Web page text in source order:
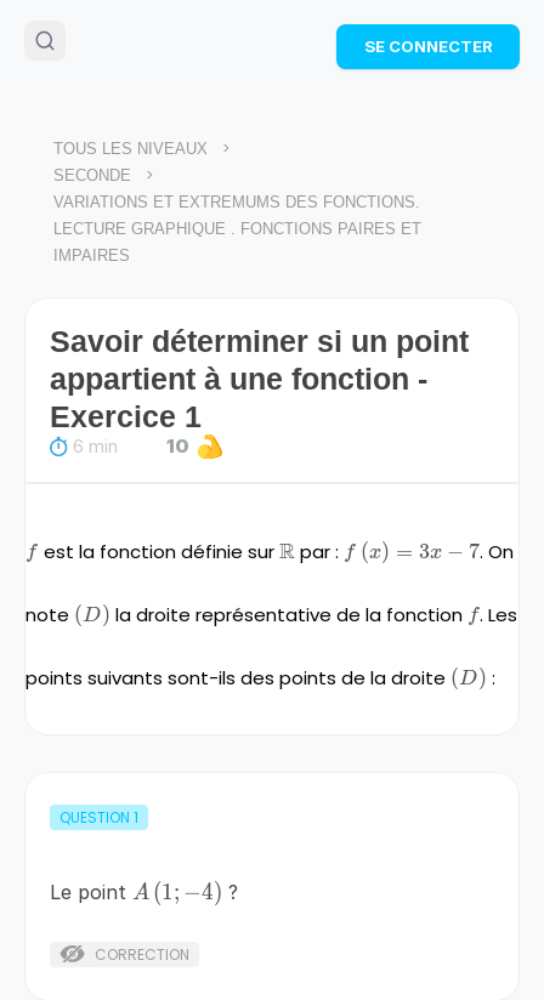
🌴Cahier de vacances offert
: révise les maths cet
Télécharge ton PDF gratuit et progresse avec des
SE CONNECTER
TOUS LES NIVEAUX >
SECONDE >
VARIATIONS ET EXTREMUMS DES FONCTIONS.
LECTURE GRAPHIQUE . FONCTIONS PAIRES ET
IMPAIRES
Savoir déterminer si un point
appartient à une fonction -
Exercice 1
6 min 10
ff est la fonction définie sur\mathbb{R}
Rpar : f\left(x\right)=3x-
f (x) = 3x − 7. On
note \left(D\right)
(D) la droite représentative de la fonction ff. Les
points suivants sont-ils des points de la droite (D) :
QUESTION 1
Le point A\left(1;-4\right)
A (1; −4) ?
CORRECTION